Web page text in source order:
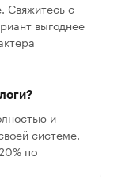
Свяжитесь с
выгоднее
и
системе.
по